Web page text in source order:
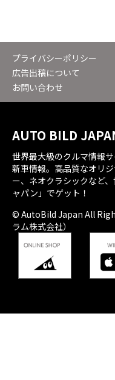
プライバシーポリシー
広告出稿について
お問い合わせ
AUTO BILD
世界最大級のクルマ情報
新車情報。高品質なオリ
ー、ネオクラシックなど
ャパン」でゲット！
© AutoBild Japan All
ラム株式会社）